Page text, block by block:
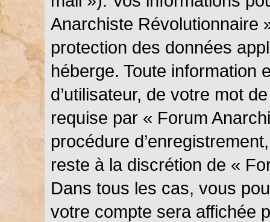
Anarchiste Révolutionnaire
protection des données
héberge. Toute information
d’utilisateur, de votre mot
requise par « Forum
procédure
reste à la discrétion de «
Dans tous les cas, vous
votre compte sera affichée